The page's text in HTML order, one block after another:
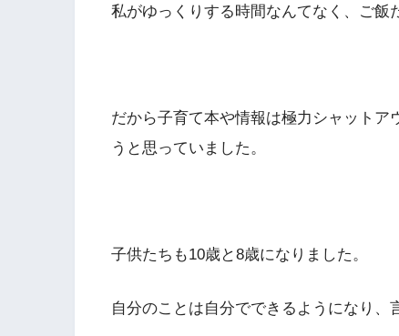
私がゆっくりする時間なんてなく、ご飯
だから子育て本や情報は極力シャットア
うと思っていました。
子供たちも10歳と8歳になりました。
自分のことは自分でできるようになり、